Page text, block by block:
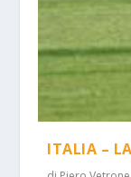
ITALIA –